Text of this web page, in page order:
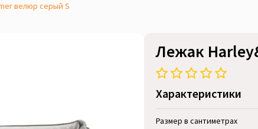
велюр серый S
Лежак
Характеристики
Размер в сантиметрах